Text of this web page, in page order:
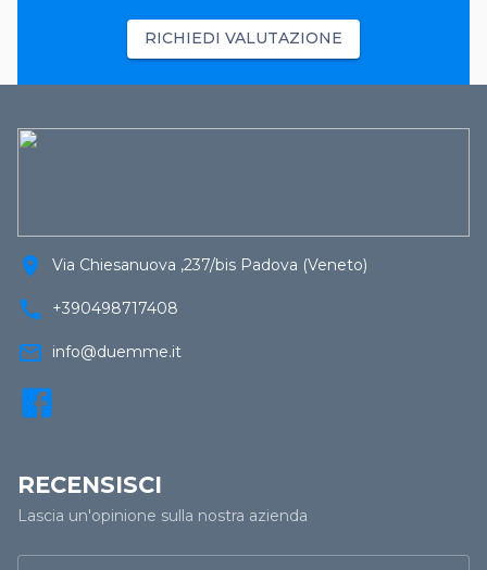
RICHIEDI VALUTAZIONE
location_on Via Chiesanuova ,237/bis Padova (Veneto)
call +390498717408
mail_outline info@duemme.it
RECENSISCI
Lascia un'opinione sulla nostra azienda